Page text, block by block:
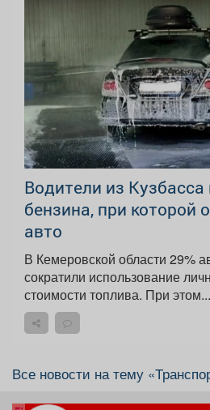
Водители из Кузбасса
бензина, при которой
авто
В Кемеровской области 29%
сократили использование
стоимости топлива. При этом...
Все новости на тему